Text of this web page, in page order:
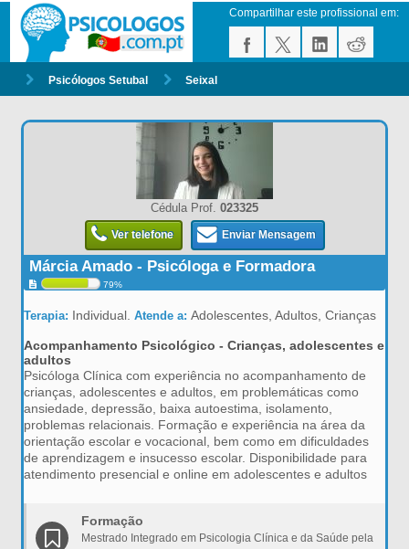
Compartilhar este profissional em:
Psicólogos Setubal Seixal
Cédula Prof. 023325
Ver telefone Enviar Mensagem
Márcia Amado - Psicóloga e Formadora
79%
Terapia: Individual.Atende a:Adolescentes, Adultos, Crianças
Acompanhamento Psicológico - Crianças, adolescentes e
adultos
Psicóloga Clínica com experiência no acompanhamento de
crianças, adolescentes e adultos, em problemáticas como
ansiedade, depressão, baixa autoestima, isolamento,
problemas relacionais. Formação e experiência na área da
orientação escolar e vocacional, bem como em dificuldades
de aprendizagem e insucesso escolar. Disponibilidade para
atendimento presencial e online em adolescentes e adultos
Formação
Mestrado Integrado em Psicologia Clínica e da Saúde pela